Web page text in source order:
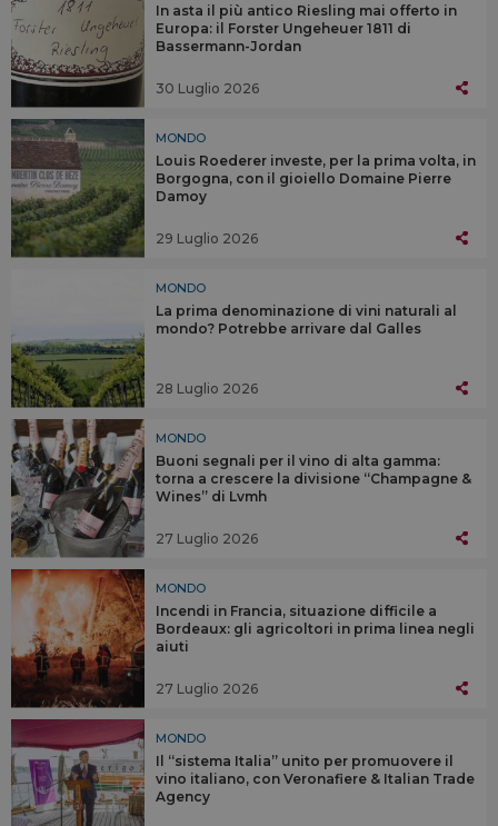
In asta il più antico Riesling mai offerto in
Europa: il Forster Ungeheuer 1811 di
Bassermann-Jordan
30 Luglio 2026
MONDO
Louis Roederer investe, per la prima volta, in
Borgogna, con il gioiello Domaine Pierre
Damoy
29 Luglio 2026
MONDO
La prima denominazione di vini naturali al
mondo? Potrebbe arrivare dal Galles
28 Luglio 2026
MONDO
Buoni segnali per il vino di alta gamma:
torna a crescere la divisione “Champagne &
Wines” di Lvmh
27 Luglio 2026
MONDO
Incendi in Francia, situazione difficile a
Bordeaux: gli agricoltori in prima linea negli
aiuti
27 Luglio 2026
MONDO
Il “sistema Italia” unito per promuovere il
vino italiano, con Veronafiere & Italian Trade
Agency